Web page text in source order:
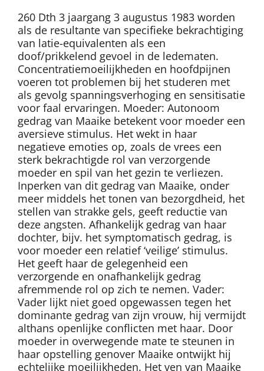
260 Dth 3 jaargang 3 augustus 1983 worden
als de resultante van specifieke bekrachtiging
van latie-equivalenten als een
doof/prikkelend gevoel in de ledematen.
Concentratiemoeilijkheden en hoofdpijnen
voeren tot problemen bij het studeren met
als gevolg spanningsverhoging en sensitisatie
voor faal ervaringen. Moeder: Autonoom
gedrag van Maaike betekent voor moeder een
aversieve stimulus. Het wekt in haar
negatieve emoties op, zoals de vrees een
sterk bekrachtigde rol van verzorgende
moeder en spil van het gezin te verliezen.
Inperken van dit gedrag van Maaike, onder
meer middels het tonen van bezorgdheid, het
stellen van strakke gels, geeft reductie van
deze angsten. Afhankelijk gedrag van haar
dochter, bijv. het symptomatisch gedrag, is
voor moeder een relatief ‘veilige’ stimulus.
Het geeft haar de gelegenheid een
verzorgende en onafhankelijk gedrag
afremmende rol op zich te nemen. Vader:
Vader lijkt niet goed opgewassen tegen het
dominante gedrag van zijn vrouw, hij vermijdt
althans openlijke conflicten met haar. Door
moeder in overwegende mate te steunen in
haar opstelling genover Maaike ontwijkt hij
echtelijke moeilijkheden. Het ven van Maaike